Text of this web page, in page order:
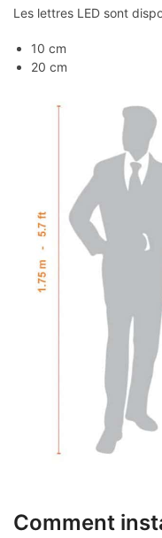
Les lettres LED sont
10 cm
20 cm
Comment